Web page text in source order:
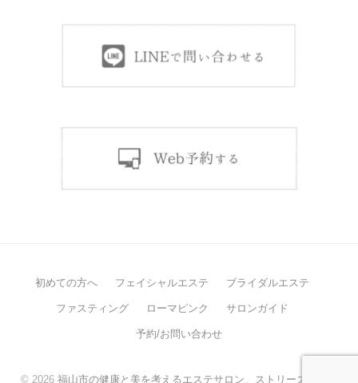
初めての方へ フェイシャルエステ ブライダルエステ
ファスティング ローマピンク サロンガイド
予約/お問い合わせ
© 2026 福山市の健康と美を考えるエステサロン、ストリーズケア。